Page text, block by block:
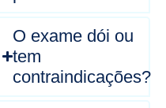
O exame dói ou
tem
contraindicações?